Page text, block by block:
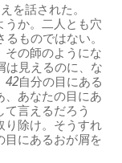
を話された。
うか。二人とも穴
ものではない。
その師のようにな
は見えるのに、な
42自分の目にある
、あなたの目にあ
言えるだろう
り除け。そうすれ
目にあるおが屑を